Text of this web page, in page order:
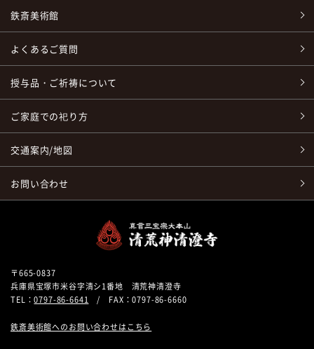
鉄斎美術館
よくあるご質問
授与品・ご祈祷について
ご家庭での祀り方
交通案内/地図
お問い合わせ
〒665-0837
兵庫県宝塚市米谷字清シ1番地 清荒神清澄寺
TEL：0797-86-6641 / FAX：0797-86-6660
鉄斎美術館へのお問い合わせはこちら